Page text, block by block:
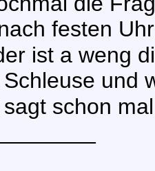
festen
ist a weng
und
sagt schon